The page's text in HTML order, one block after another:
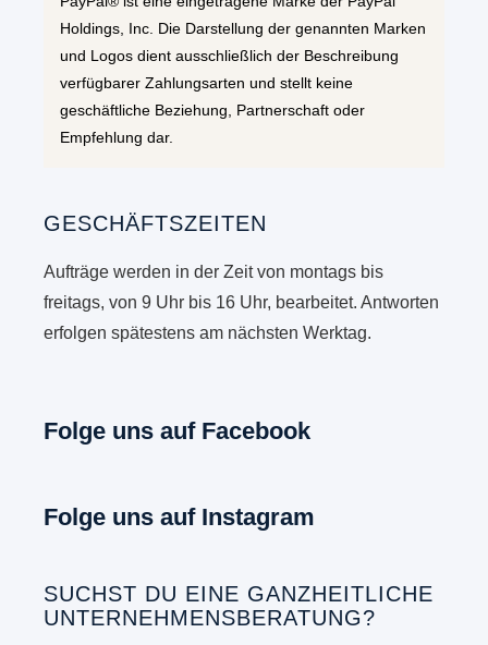
Holdings, Inc. Die Darstellung der genannten Marken
und Logos dient ausschließlich der Beschreibung
verfügbarer Zahlungsarten und stellt keine
geschäftliche Beziehung, Partnerschaft oder
Empfehlung dar.
GESCHÄFTSZEITEN
Aufträge werden in der Zeit von montags bis
freitags, von 9 Uhr bis 16 Uhr, bearbeitet. Antworten
erfolgen spätestens am nächsten Werktag.
Folge uns auf Facebook
Folge uns auf Instagram
SUCHST DU EINE GANZHEITLICHE
UNTERNEHMENSBERATUNG?